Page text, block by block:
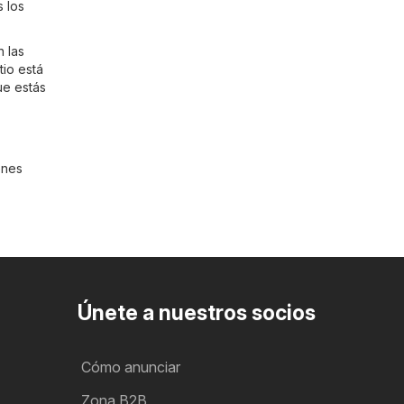
los
las
está
estás
Únete a nuestros socios
Cómo anunciar
Zona B2B